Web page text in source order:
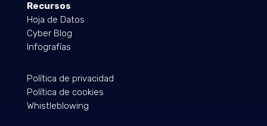
Recursos
Hoja de Datos
Cyber Blog
Infografías
Política de privacidad
Política de cookies
Whistleblowing